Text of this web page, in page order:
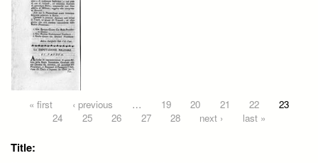
Pages
« first ‹ previous … 19 20 21 22
23
24
25 26 27 28 next › last »
Title: